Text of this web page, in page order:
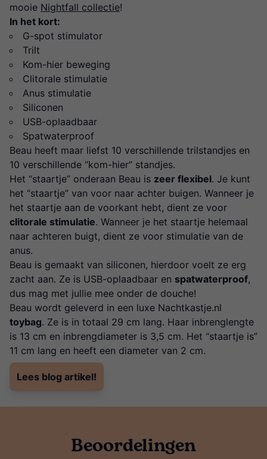
mooie Nightfall collectie!
In het kort:
G-spot stimulator
Trilt
Kom-hier beweging
Clitorale stimulatie
Anus stimulatie
Siliconen
USB-oplaadbaar
Spatwaterproof
Beau heeft maar liefst 10 verschillende trilstandjes en
10 verschillende “kom-hier” standjes.
Het “staartje” onderaan Beau is zeer flexibel. Je kunt
het “staartje” van voor naar achter buigen. Wanneer je
het staartje aan de voorkant hebt, dient ze voor
clitorale stimulatie. Wanneer je het staartje helemaal
naar achteren buigt, dient ze voor stimulatie van de
anus.
Beau is gemaakt van siliconen, hierdoor voelt ze erg
zacht aan. Ze is USB-oplaadbaar en spatwaterproof,
dus mag met jullie mee onder de douche!
Beau wordt geleverd in een luxe Nachtkastje.nl
toybag. Ze is in totaal 29 cm lang. Haar inbrenglengte
is 13 cm en inbrengdiameter is 3,5 cm. Het “staartje is”
11 cm lang en heeft een diameter van 2 cm.
Lees blog artikel!
Beoordelingen